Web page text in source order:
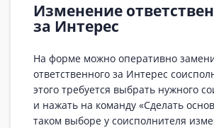
Изменение
за Интерес
На форме можно оперативно
ответственного за Интерес
этого требуется выбрать нужного
и нажать на команду «Сделать
таком выборе у соисполнителя